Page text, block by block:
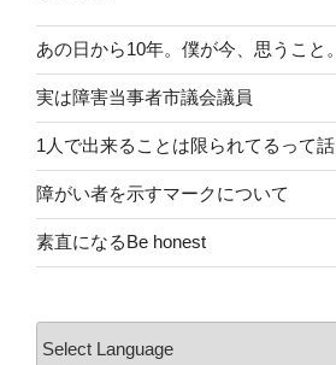
あの日から10年。僕が今、思うこと。
実は障害当事者市議会議員
1人で出来ることは限られてるって話
障がい者を示すマークについて
素直になるBe honest